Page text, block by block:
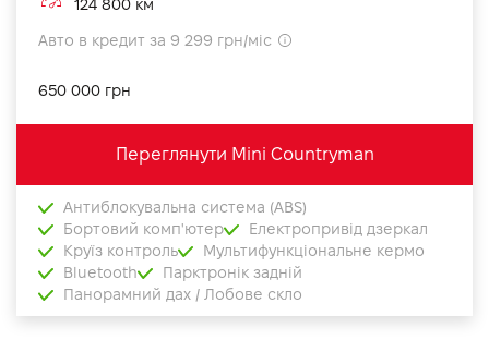
124 800 км
Авто в кредит за 9 299 грн/міс
650 000 грн
Переглянути Mini Countryman
Антиблокувальна система (ABS)
Бортовий комп'ютер
Електропривід дзеркал
Круїз контроль
Мультифункціональне кермо
Bluetooth
Парктронік задній
Панорамний дах / Лобове скло